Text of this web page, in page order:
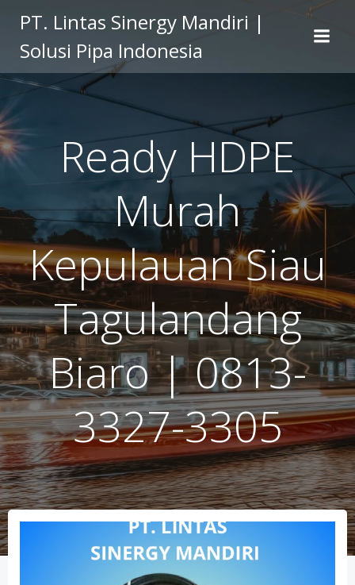
to
content
PT. Lintas Sinergy Mandiri |
Solusi Pipa Indonesia
Ready HDPE
Murah
Kepulauan Siau
Tagulandang
Biaro | 0813-
3327-3305